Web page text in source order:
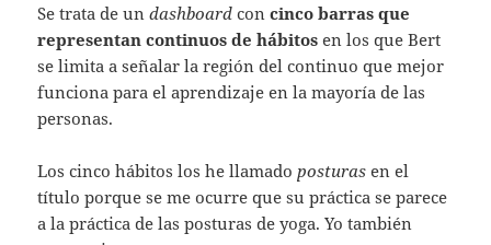
Se trata de undashboard concinco barras que
representan continuos de hábitos en los que Bert
se limita a señalar la región del continuo que mejor
funciona para el aprendizaje en la mayoría de las
personas.
Los cinco hábitos los he llamado posturas en el
título porque se me ocurre que su práctica se parece
a la práctica de las posturas de yoga. Yo también